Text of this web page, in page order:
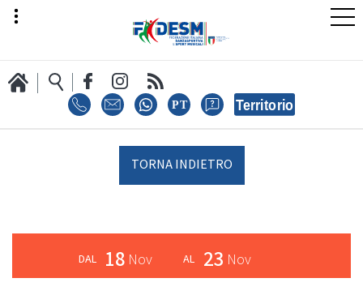
LA FEDERAZIONE
AREA SPORT
TORNA INDIETRO
18 Nov 23 Nov